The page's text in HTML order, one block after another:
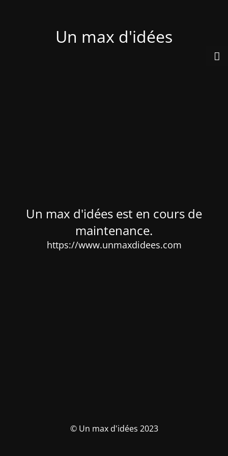
Un max d'idées
Un max d'idées est en cours de
maintenance.
https://www.unmaxdidees.com
© Un max d'idées 2023